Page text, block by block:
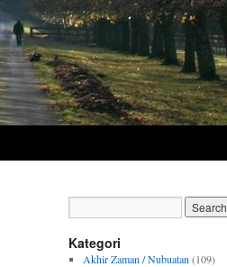
Kategori
Akhir Zaman / Nubuatan (109)